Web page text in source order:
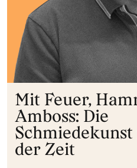
Mit Feuer,
Amboss: Die
der Zeit